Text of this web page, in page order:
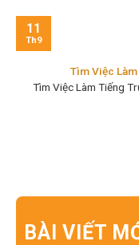
Tìm Việc
Tìm Việc Làm Tiếng
11
Th9
BÀI VIẾT